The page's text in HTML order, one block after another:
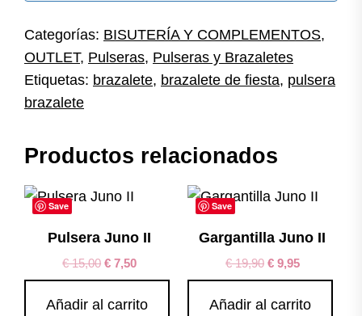
Categorías: BISUTERÍA Y COMPLEMENTOS,
OUTLET, Pulseras, Pulseras y Brazaletes
Etiquetas: brazalete, brazalete de fiesta, pulsera
brazalete
Productos relacionados
Save
Pulsera Juno II
€15,00 € 7,50
Añadir al carrito
Save
Gargantilla Juno II
€19,90 €9,95
Añadir al carrito